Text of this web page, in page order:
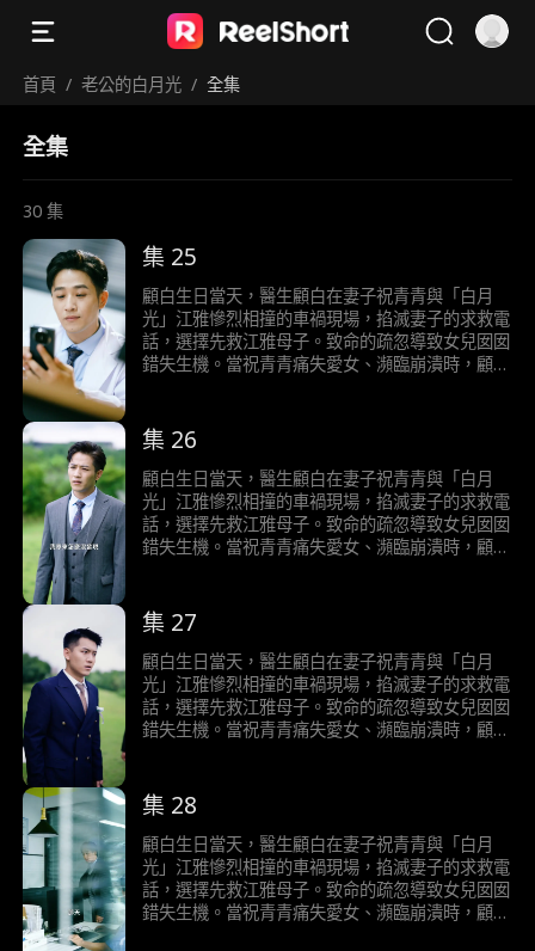
首頁 / 老公的白月光 / 全集
全集
30 集
集 25
顧白生日當天，醫生顧白在妻子祝青青與「白月
光」江雅慘烈相撞的車禍現場，掐滅妻子的求救電
話，選擇先救江雅母子。致命的疏忽導致女兒囡囡
錯失生機。當祝青青痛失愛女、瀕臨崩潰時，顧白
在葬禮上瘋狂鬧場。直到警方介入，冰冷檔案擊碎
顧白所有僥倖——他親手葬送了女兒性命，跪倒
塵埃，唯餘錐心刺骨的追悔。
集 26
顧白生日當天，醫生顧白在妻子祝青青與「白月
光」江雅慘烈相撞的車禍現場，掐滅妻子的求救電
話，選擇先救江雅母子。致命的疏忽導致女兒囡囡
錯失生機。當祝青青痛失愛女、瀕臨崩潰時，顧白
在葬禮上瘋狂鬧場。直到警方介入，冰冷檔案擊碎
顧白所有僥倖——他親手葬送了女兒性命，跪倒
塵埃，唯餘錐心刺骨的追悔。
集 27
顧白生日當天，醫生顧白在妻子祝青青與「白月
光」江雅慘烈相撞的車禍現場，掐滅妻子的求救電
話，選擇先救江雅母子。致命的疏忽導致女兒囡囡
錯失生機。當祝青青痛失愛女、瀕臨崩潰時，顧白
在葬禮上瘋狂鬧場。直到警方介入，冰冷檔案擊碎
顧白所有僥倖——他親手葬送了女兒性命，跪倒
塵埃，唯餘錐心刺骨的追悔。
集 28
顧白生日當天，醫生顧白在妻子祝青青與「白月
光」江雅慘烈相撞的車禍現場，掐滅妻子的求救電
話，選擇先救江雅母子。致命的疏忽導致女兒囡囡
錯失生機。當祝青青痛失愛女、瀕臨崩潰時，顧白